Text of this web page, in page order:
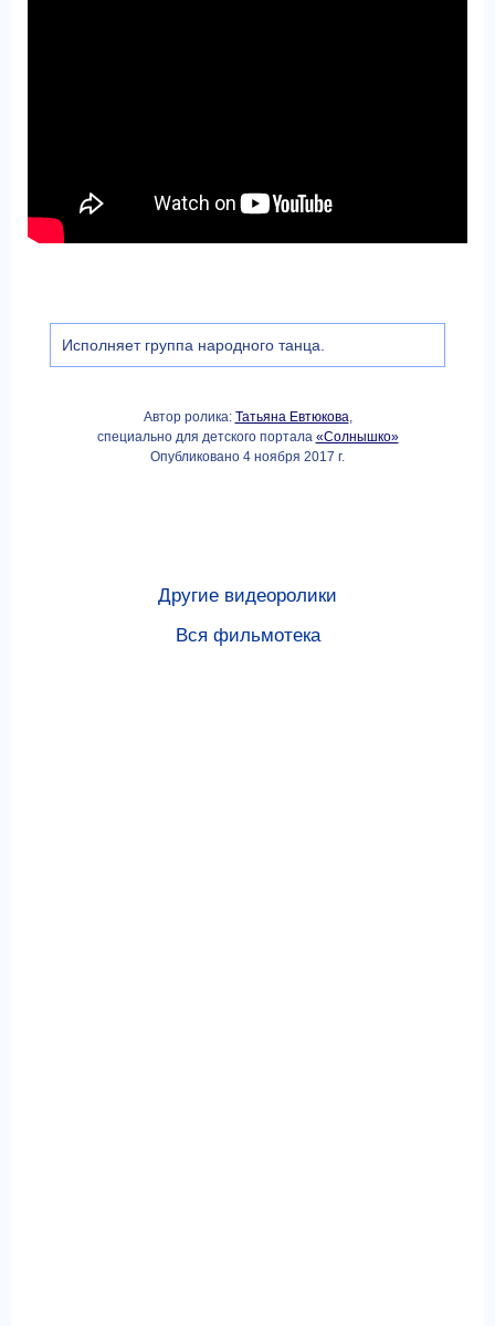
Исполняет группа народного танца.
Автор ролика: Татьяна Евтюкова,
специально для детского портала «Солнышко»
Опубликовано 4 ноября 2017 г.
Другие видеоролики
Вся фильмотека